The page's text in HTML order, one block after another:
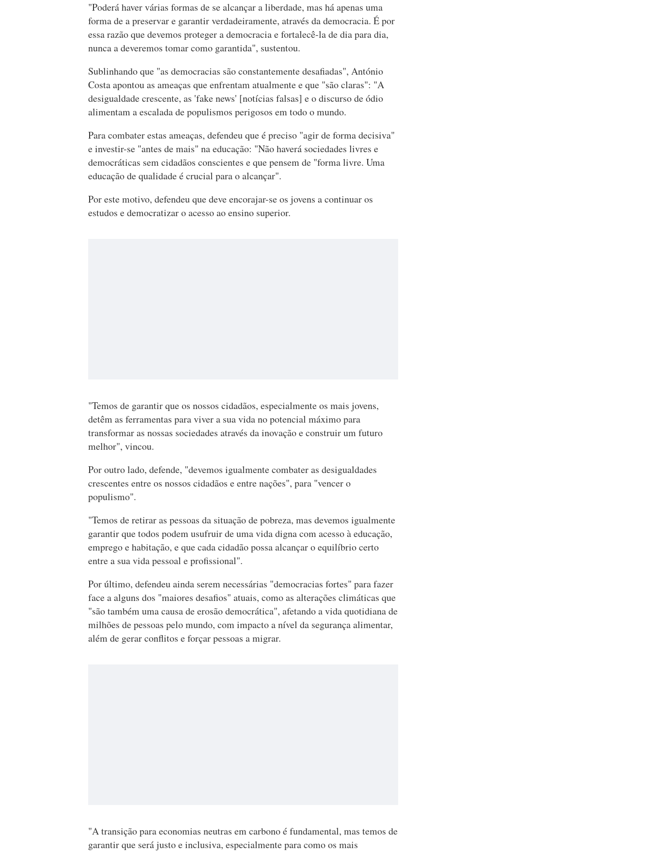
"Poderá haver várias formas de se alcançar a liberdade, mas há apenas uma
forma de a preservar e garantir verdadeiramente, através da democracia. É por
essa razão que devemos proteger a democracia e fortalecê-la de dia para dia,
nunca a deveremos tomar como garantida", sustentou.
Sublinhando que "as democracias são constantemente desafiadas", António
Costa apontou as ameaças que enfrentam atualmente e que "são claras": "A
desigualdade crescente, as 'fake news' [notícias falsas] e o discurso de ódio
alimentam a escalada de populismos perigosos em todo o mundo.
Para combater estas ameaças, defendeu que é preciso "agir de forma decisiva"
e investir-se "antes de mais" na educação: "Não haverá sociedades livres e
democráticas sem cidadãos conscientes e que pensem de "forma livre. Uma
educação de qualidade é crucial para o alcançar".
Por este motivo, defendeu que deve encorajar-se os jovens a continuar os
estudos e democratizar o acesso ao ensino superior.
"Temos de garantir que os nossos cidadãos, especialmente os mais jovens,
detêm as ferramentas para viver a sua vida no potencial máximo para
transformar as nossas sociedades através da inovação e construir um futuro
melhor", vincou.
Por outro lado, defende, "devemos igualmente combater as desigualdades
crescentes entre os nossos cidadãos e entre nações", para "vencer o
populismo".
"Temos de retirar as pessoas da situação de pobreza, mas devemos igualmente
garantir que todos podem usufruir de uma vida digna com acesso à educação,
emprego e habitação, e que cada cidadão possa alcançar o equilíbrio certo
entre a sua vida pessoal e profissional".
Por último, defendeu ainda serem necessárias "democracias fortes" para fazer
face a alguns dos "maiores desafios" atuais, como as alterações climáticas que
"são também uma causa de erosão democrática", afetando a vida quotidiana de
milhões de pessoas pelo mundo, com impacto a nível da segurança alimentar,
além de gerar conflitos e forçar pessoas a migrar.
"A transição para economias neutras em carbono é fundamental, mas temos de
garantir que será justo e inclusiva, especialmente para como os mais